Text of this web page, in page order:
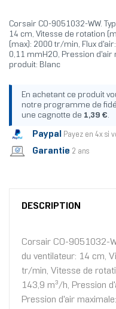
Corsair CO-9051032-WW.
14 cm, Vitesse de rotation
(max): 2000 tr/min, Flux
0,11 mmH2O, Pression d'air
produit: Blanc
En achetant ce produit
notre programme de
une cagnotte de 1,39 €.
Paypal Payez en 4x si
Garantie 2 ans
DESCRIPTION
Corsair CO-9051032-
du ventilateur: 14 cm,
tr/min, Vitesse de
143,9 m³/h, Pression
Pression d'air